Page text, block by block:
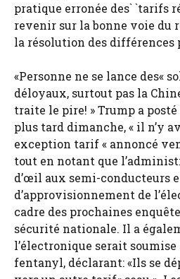
pratique erronée des` `tarifs
revenir sur la bonne voie du
la résolution des différences
«Personne ne se lance des«
déloyaux, surtout pas la
traite le pire! » Trump a
plus tard dimanche, « il n’y
exception tarif « annoncé
tout en notant que
d’œil aux semi-conducteurs
d’approvisionnement de
cadre des prochaines
sécurité nationale. Il a
l’électronique serait soumise
fentanyl, déclarant: «Ils se